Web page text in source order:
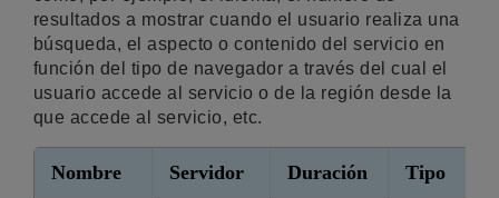
resultados a mostrar cuando el usuario realiza una
búsqueda, el aspecto o contenido del servicio en
función del tipo de navegador a través del cual el
usuario accede al servicio o de la región desde la
que accede al servicio, etc.
Nombre Servidor Duración Tipo